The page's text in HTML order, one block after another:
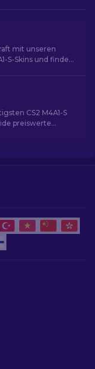
mit unseren
S-Skins und finden
CS2 M4A1-S
preiswerte